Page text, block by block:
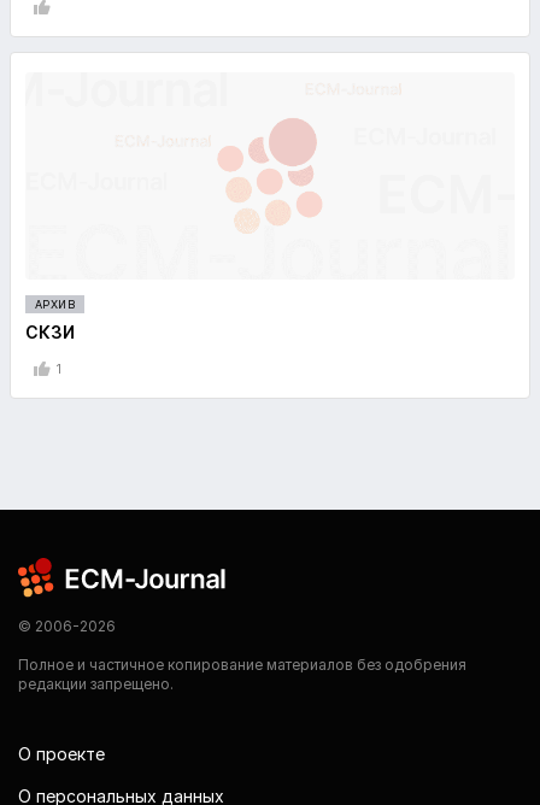
АРХИВ
СКЗИ
1
© 2006-2026
Полное и частичное копирование материалов без одобрения
редакции запрещено.
О проекте
О персональных данных